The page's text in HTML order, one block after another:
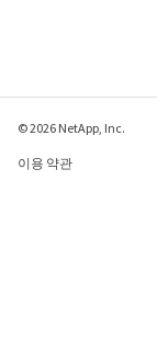
© 2026 NetApp, Inc.
이용 약관